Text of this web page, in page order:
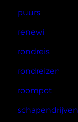
puurs
renewi
rondreis
rondreizen
roompot
schapendrijven